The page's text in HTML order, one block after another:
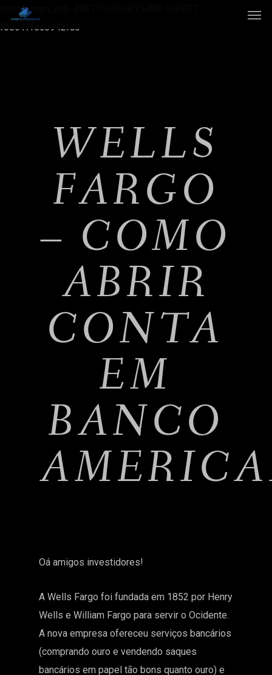
google.com, pub-4867156501875488, DIRECT,
f08c47fec0942fa0
WELLS
FARGO
– COMO
ABRIR
CONTA
EM
BANCO
Oá amigos investidores!
A Wells Fargo foi fundada em 1852 por Henry
Wells e William Fargo para servir o Ocidente.
A nova empresa ofereceu serviços bancários
(comprando ouro e vendendo saques
bancários em papel tão bons quanto ouro) e